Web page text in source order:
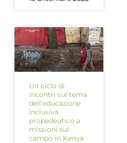
Un ciclo di
incontri sul tema
dell’educazione
inclusiva
propedeutico a
missioni sul
campo in Kenya